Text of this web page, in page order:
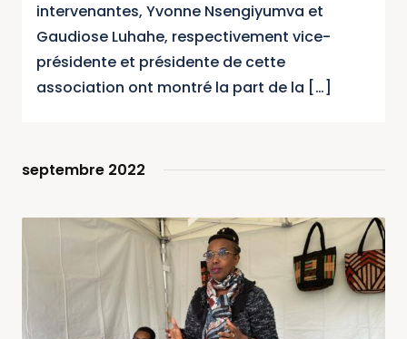
intervenantes, Yvonne Nsengiyumva et
Gaudiose Luhahe, respectivement vice-
présidente et présidente de cette
association ont montré la part de la […]
septembre 2022